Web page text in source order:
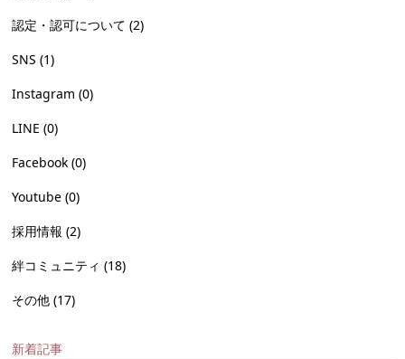
認定・認可について(2)
SNS(1)
Instagram(0)
LINE(0)
Facebook(0)
Youtube(0)
採用情報(2)
絆コミュニティ(18)
その他(17)
新着記事